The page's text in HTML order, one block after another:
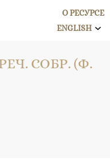
О РЕСУРСЕ
ENGLISH
СОБР. (Ф.